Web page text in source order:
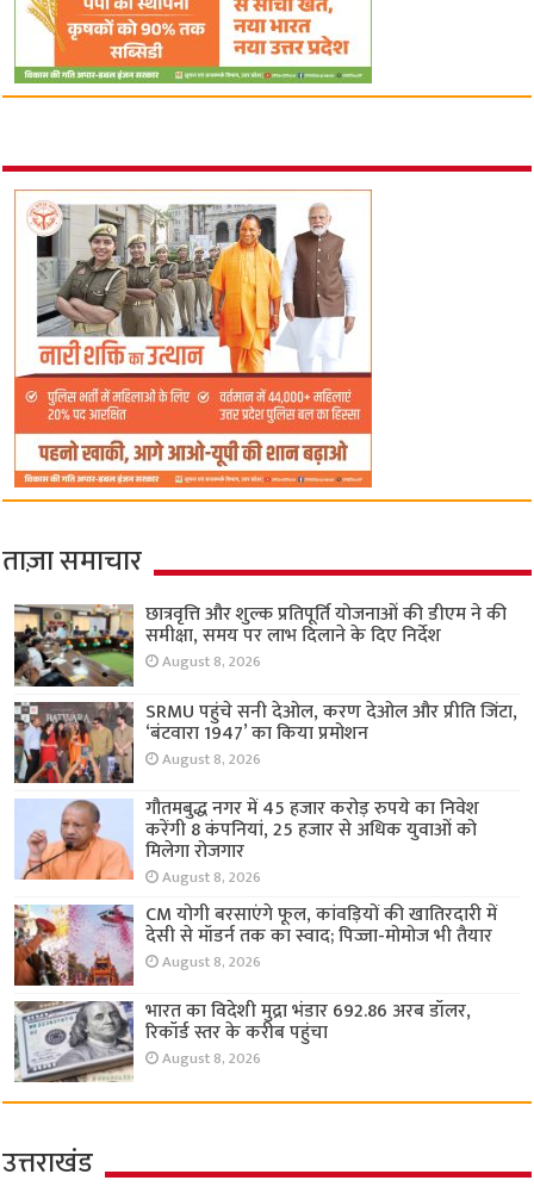
ताज़ा समाचार
छात्रवृत्ति और शुल्क प्रतिपूर्ति योजनाओं की डीएम ने की
समीक्षा, समय पर लाभ दिलाने के दिए निर्देश
August 8, 2026
SRMU पहुंचे सनी देओल, करण देओल और प्रीति जिंटा,
‘बंटवारा 1947’ का किया प्रमोशन
August 8, 2026
गौतमबुद्ध नगर में 45 हजार करोड़ रुपये का निवेश
करेंगी 8 कंपनियां, 25 हजार से अधिक युवाओं को
मिलेगा रोजगार
August 8, 2026
CM योगी बरसाएंगे फूल, कांवड़ियों की खातिरदारी में
देसी से मॉडर्न तक का स्वाद; पिज्जा-मोमोज भी तैयार
August 8, 2026
भारत का विदेशी मुद्रा भंडार 692.86 अरब डॉलर,
रिकॉर्ड स्तर के करीब पहुंचा
August 8, 2026
उत्तराखंड